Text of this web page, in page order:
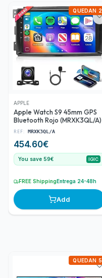
APPLE
Apple Watch S9 45mm GPS
Bluetooth Rojo (MRXK3QL/A)
REF: MRXK3QL/A
454.60€
QUEDAN 2
You save 59€ IGIC
FREE Shipping Entrega 24-48h
Add
QUEDAN 5